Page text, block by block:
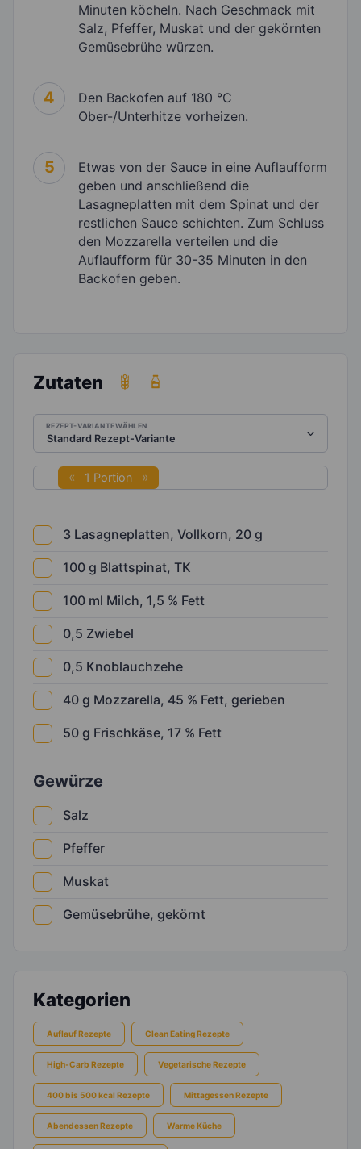
Minuten köcheln. Nach Geschmack mit
Salz, Pfeffer, Muskat und der gekörnten
Gemüsebrühe würzen.
4
Den Backofen auf 180 °C
Ober-/Unterhitze vorheizen.
5
Etwas von der Sauce in eine Auflaufform
geben und anschließend die
Lasagneplatten mit dem Spinat und der
restlichen Sauce schichten. Zum Schluss
den Mozzarella verteilen und die
Auflaufform für 30-35 Minuten in den
Backofen geben.
Zutaten
REZEPT-VARIANTE WÄHLEN
1 Portion
3 Lasagneplatten, Vollkorn, 20 g
100 g Blattspinat, TK
100 ml Milch, 1,5 % Fett
0,5 Zwiebel
0,5 Knoblauchzehe
40 g Mozzarella, 45 % Fett, gerieben
50 g Frischkäse, 17 % Fett
Gewürze
Salz
Pfeffer
Muskat
Gemüsebrühe, gekörnt
Kategorien
Auflauf Rezepte Clean Eating Rezepte
High-Carb Rezepte Vegetarische Rezepte
400 bis 500 kcal Rezepte Mittagessen Rezepte
Abendessen Rezepte Warme Küche